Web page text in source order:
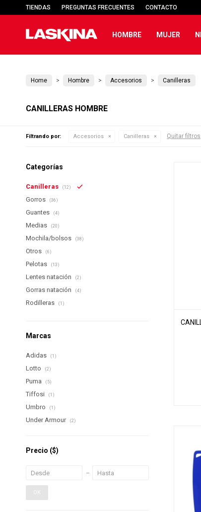
HOMBRE MUJER
TIENDAS PREGUNTAS FRECUENTES CONTACTO
Home Hombre Accesorios Canilleras
CANILLERAS HOMBRE
Filtrando por: Accesorios Canilleras Quitar filtros
Categorías
Canilleras (12)
Gorros (36)
Guantes (4)
Medias (20)
Mochila/bolsos (38)
Otros (6)
Pelotas (13)
Lentes natación (2)
Gorras natación (4)
Rodilleras (1)
Marcas
Adidas (1)
Lotto (2)
Puma (5)
Tiffosi (1)
Umbro (1)
Under Armour (2)
Precio ($)
OK